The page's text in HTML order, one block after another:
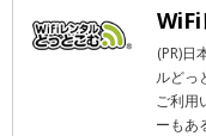
(PR)日
ルどっ
ご利用
ーもあ